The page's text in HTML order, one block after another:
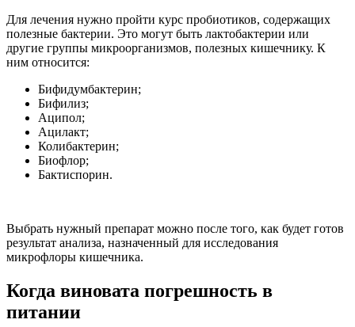
Для лечения нужно пройти курс пробиотиков, содержащих
полезные бактерии. Это могут быть лактобактерии или
другие группы микроорганизмов, полезных кишечнику. К
ним относится:
Бифидумбактерин;
Бифилиз;
Аципол;
Ацилакт;
Колибактерин;
Биофлор;
Бактиспорин.
Выбрать нужный препарат можно после того, как будет готов
результат анализа, назначенный для исследования
микрофлоры кишечника.
Когда виновата погрешность в
питании